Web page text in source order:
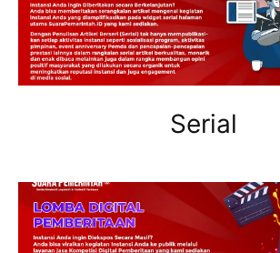
Serial